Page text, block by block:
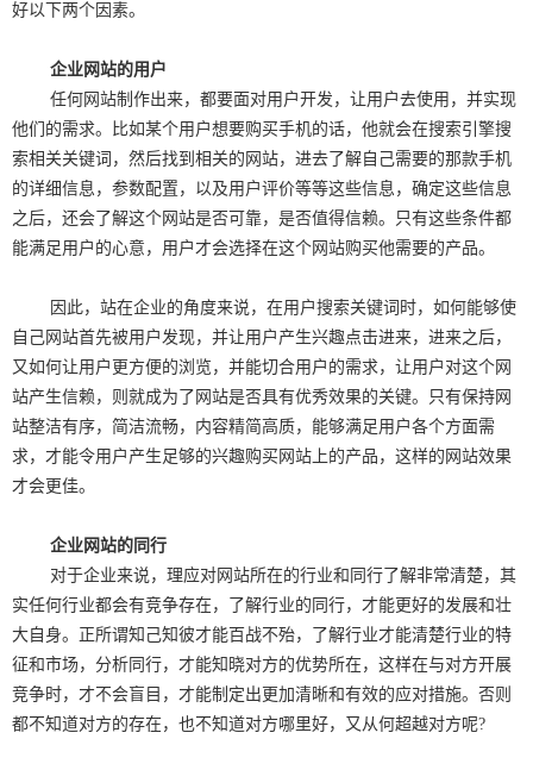
好以下两个因素。
企业网站的用户
任何网站制作出来，都要面对用户开发，让用户去使用，并实现
他们的需求。比如某个用户想要购买手机的话，他就会在搜索引擎搜
索相关关键词，然后找到相关的网站，进去了解自己需要的那款手机
的详细信息，参数配置，以及用户评价等等这些信息，确定这些信息
之后，还会了解这个网站是否可靠，是否值得信赖。只有这些条件都
能满足用户的心意，用户才会选择在这个网站购买他需要的产品。
因此，站在企业的角度来说，在用户搜索关键词时，如何能够使
自己网站首先被用户发现，并让用户产生兴趣点击进来，进来之后，
又如何让用户更方便的浏览，并能切合用户的需求，让用户对这个网
站产生信赖，则就成为了网站是否具有优秀效果的关键。只有保持网
站整洁有序，简洁流畅，内容精简高质，能够满足用户各个方面需
求，才能令用户产生足够的兴趣购买网站上的产品，这样的网站效果
才会更佳。
企业网站的同行
对于企业来说，理应对网站所在的行业和同行了解非常清楚，其
实任何行业都会有竞争存在，了解行业的同行，才能更好的发展和壮
大自身。正所谓知己知彼才能百战不殆，了解行业才能清楚行业的特
征和市场，分析同行，才能知晓对方的优势所在，这样在与对方开展
竞争时，才不会盲目，才能制定出更加清晰和有效的应对措施。否则
都不知道对方的存在，也不知道对方哪里好，又从何超越对方呢?